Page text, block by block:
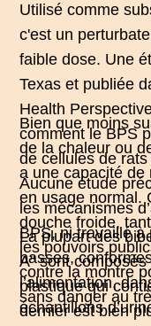
Utilisé comme
c'est un
faible dose. Une
Texas et publiée
Health
comment le BPS
de cellules de
Aucune étude
les mécanismes
BPS, ni travaillé
basses,
l’alimentation,
échantillons
Bien que moins
de la chaleur ou
a une capacité de
en usage normal.
douche froide,
les pouvoirs
contre la montre
sans danger au
La plupart des
A" sont
plastique qui
dernier est bien